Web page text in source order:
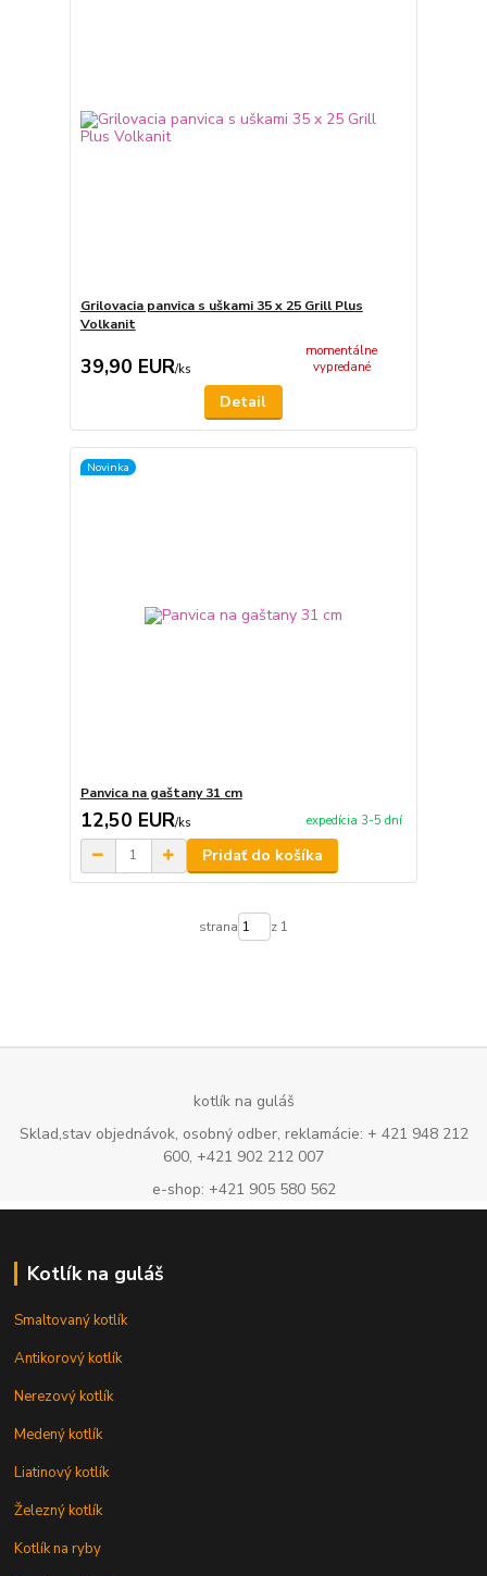
Grilovacia panvica s uškami 35 x 25 Grill Plus
Volkanit
39,90 EUR/ks
momentálne
vypredané
Detail
Novinka
Panvica na gaštany 31 cm
12,50 EUR/ks expedícia 3-5 dní
Pridať do košíka
strana z 1
kotlík na guláš
Sklad,stav objednávok, osobný odber, reklamácie: + 421 948 212
600, +421 902 212 007
e-shop: +421 905 580 562
Kotlík na guláš
Smaltovaný kotlík
Antikorový kotlík
Nerezový kotlík
Medený kotlík
Liatinový kotlík
Železný kotlík
Kotlík na ryby